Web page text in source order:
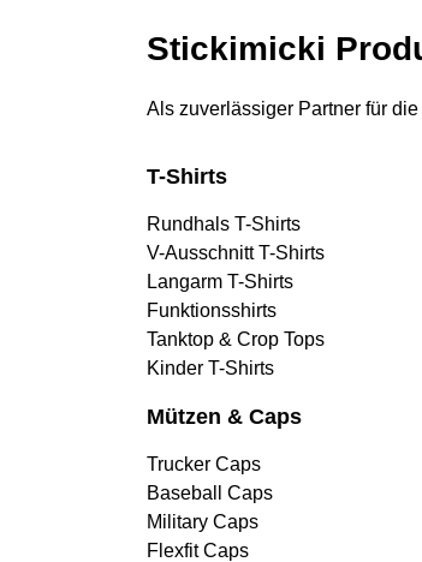
Stickimicki
Als zuverlässiger Partner für
T-Shirts
Rundhals T-Shirts
V-Ausschnitt T-Shirts
Langarm T-Shirts
Funktionsshirts
Tanktop & Crop Tops
Kinder T-Shirts
Mützen & Caps
Trucker Caps
Baseball Caps
Military Caps
Flexfit Caps